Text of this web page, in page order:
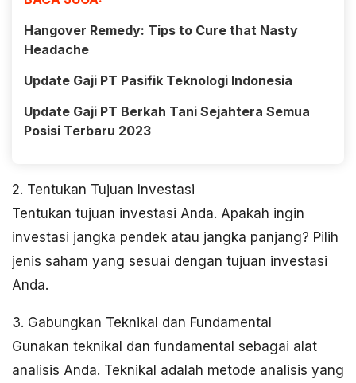
Hangover Remedy: Tips to Cure that Nasty
Headache
Update Gaji PT Pasifik Teknologi Indonesia
Update Gaji PT Berkah Tani Sejahtera Semua
Posisi Terbaru 2023
2. Tentukan Tujuan Investasi
Tentukan tujuan investasi Anda. Apakah ingin
investasi jangka pendek atau jangka panjang? Pilih
jenis saham yang sesuai dengan tujuan investasi
Anda.
3. Gabungkan Teknikal dan Fundamental
Gunakan teknikal dan fundamental sebagai alat
analisis Anda. Teknikal adalah metode analisis yang